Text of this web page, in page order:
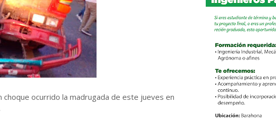
ocurrido la madrugada de este jueves en